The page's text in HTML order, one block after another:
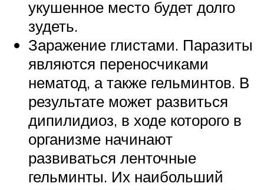
укушенное место будет долго
зудеть.
Заражение глистами. Паразиты
являются переносчиками
нематод, а также гельминтов. В
результате может развиться
дипилидиоз, в ходе которого в
организме начинают
развиваться ленточные
гельминты. Их наибольший